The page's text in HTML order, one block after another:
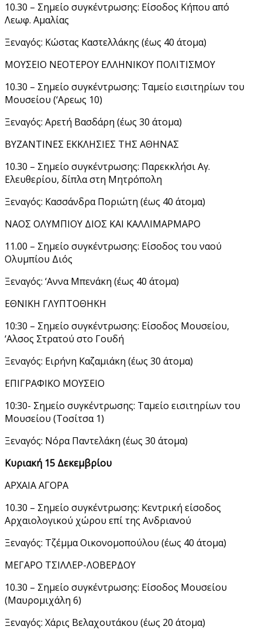
10.30 – Σημείο συγκέντρωσης: Είσοδος Κήπου από
Λεωφ. Αμαλίας
Ξεναγός: Κώστας Καστελλάκης (έως 40 άτομα)
ΜΟΥΣΕΙΟ ΝΕΟΤΕΡΟΥ ΕΛΛΗΝΙΚΟΥ ΠΟΛΙΤΙΣΜΟΥ
10.30 – Σημείο συγκέντρωσης: Ταμείο εισιτηρίων του
Μουσείου (‘Αρεως 10)
Ξεναγός: Αρετή Βασδάρη (έως 30 άτομα)
ΒΥΖΑΝΤΙΝΕΣ ΕΚΚΛΗΣΙΕΣ ΤΗΣ ΑΘΗΝΑΣ
10.30 – Σημείο συγκέντρωσης: Παρεκκλήσι Αγ.
Ελευθερίου, δίπλα στη Μητρόπολη
Ξεναγός: Κασσάνδρα Ποριώτη (έως 40 άτομα)
ΝΑΟΣ ΟΛΥΜΠΙΟΥ ΔΙΟΣ ΚΑΙ ΚΑΛΛΙΜΑΡΜΑΡΟ
11.00 – Σημείο συγκέντρωσης: Είσοδος του ναού
Ολυμπίου Διός
Ξεναγός: ‘Αννα Μπενάκη (έως 40 άτομα)
ΕΘΝΙΚΗ ΓΛΥΠΤΟΘΗΚΗ
10:30 – Σημείο συγκέντρωσης: Είσοδος Μουσείου,
‘Αλσος Στρατού στο Γουδή
Ξεναγός: Ειρήνη Καζαμιάκη (έως 30 άτομα)
ΕΠΙΓΡΑΦΙΚΟ ΜΟΥΣΕΙΟ
10:30- Σημείο συγκέντρωσης: Ταμείο εισιτηρίων του
Μουσείου (Τοσίτσα 1)
Ξεναγός: Νόρα Παντελάκη (έως 30 άτομα)
Κυριακή 15 Δεκεμβρίου
ΑΡΧΑΙΑ ΑΓΟΡΑ
10.30 – Σημείο συγκέντρωσης: Κεντρική είσοδος
Αρχαιολογικού χώρου επί της Ανδριανού
Ξεναγός: Τζέμμα Οικονομοπούλου (έως 40 άτομα)
ΜΕΓΑΡΟ ΤΣΙΛΛΕΡ-ΛΟΒΕΡΔΟΥ
10.30 – Σημείο συγκέντρωσης: Είσοδος Μουσείου
(Μαυρομιχάλη 6)
Ξεναγός: Χάρις Βελαχουτάκου (έως 20 άτομα)